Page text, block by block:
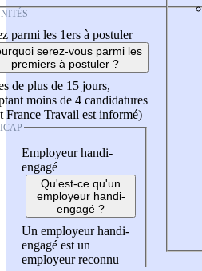
parmi les 1ers à postuler
serez-vous parmi les
premiers à postuler ?
de plus de 15 jours,
moins de 4 candidatures
France Travail est informé)
Employeur handi-
engagé
Qu'est-ce qu'un
employeur handi-
engagé ?
Un employeur handi-
engagé est un
employeur reconnu